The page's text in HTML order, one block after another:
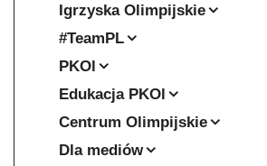
Igrzyska Olimpijskie
#TeamPL
PKOl
Edukacja PKOl
Centrum Olimpijskie
Dla mediów